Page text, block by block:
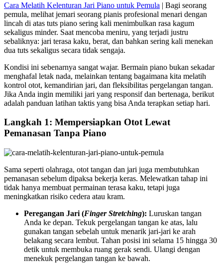
Cara Melatih Kelenturan Jari Piano untuk Pemula | Bagi seorang
pemula, melihat jemari seorang pianis profesional menari dengan
lincah di atas tuts piano sering kali menimbulkan rasa kagum
sekaligus minder. Saat mencoba meniru, yang terjadi justru
sebaliknya: jari terasa kaku, berat, dan bahkan sering kali menekan
dua tuts sekaligus secara tidak sengaja.
Kondisi ini sebenarnya sangat wajar. Bermain piano bukan sekadar
menghafal letak nada, melainkan tentang bagaimana kita melatih
kontrol otot, kemandirian jari, dan fleksibilitas pergelangan tangan.
Jika Anda ingin memiliki jari yang responsif dan bertenaga, berikut
adalah panduan latihan taktis yang bisa Anda terapkan setiap hari.
Langkah 1: Mempersiapkan Otot Lewat
Pemanasan Tanpa Piano
Sama seperti olahraga, otot tangan dan jari juga membutuhkan
pemanasan sebelum dipaksa bekerja keras. Melewatkan tahap ini
tidak hanya membuat permainan terasa kaku, tetapi juga
meningkatkan risiko cedera atau kram.
Peregangan Jari (Finger Stretching): Luruskan tangan
Anda ke depan. Tekuk pergelangan tangan ke atas, lalu
gunakan tangan sebelah untuk menarik jari-jari ke arah
belakang secara lembut. Tahan posisi ini selama 15 hingga 30
detik untuk membuka ruang gerak sendi. Ulangi dengan
menekuk pergelangan tangan ke bawah.